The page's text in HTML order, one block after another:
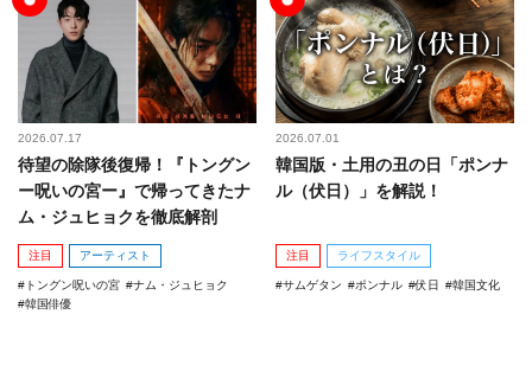
2026.07.17
待望の除隊後復帰！『トングン
ー呪いの宮ー』で帰ってきたナ
ム・ジュヒョクを徹底解剖
注目 アーティスト
トングン呪いの宮
ナム・ジュヒョク
韓国俳優
2026.07.01
韓国版・土用の丑の日「ポンナ
ル（伏日）」を解説！
注目 ライフスタイル
サムゲタン ポンナル 伏日 韓国文化